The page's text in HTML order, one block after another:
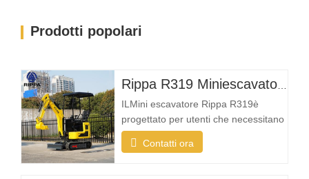
Prodotti popolari
ILMini escavatore Rippa R319è
progettato per utenti che necessitano
di una macchina affidabile, compatta
e facile da utilizzare per le attività di
Contatti ora